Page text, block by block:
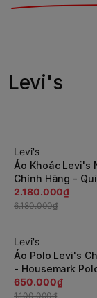
Levi's
-65%
Levi's
Áo Khoác Levi's
Chính Hãng -
Puffer with
Hood - Màu Xanh
2.180.000₫
6.180.000₫
-41%
Levi's
Áo Polo Levi's
- Housemark
Đen/Trắng/Xanh |
JapanSport
650.000₫
1.100.000₫